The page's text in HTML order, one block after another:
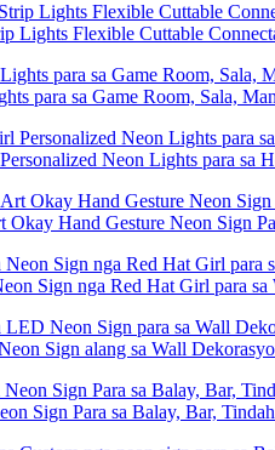
Lights Flexible Cuttable
para sa Game Room, Sala,
Neon Lights para sa
Okay Hand Gesture Neon Sign
Sign nga Red Hat Girl para
Sign alang sa Wall
Sign Para sa Balay, Bar,